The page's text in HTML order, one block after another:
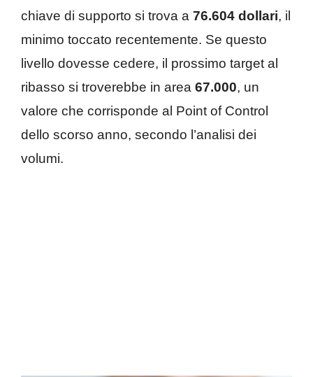
chiave di supporto si trova a 76.604 dollari, il
minimo toccato recentemente. Se questo
livello dovesse cedere, il prossimo target al
ribasso si troverebbe in area 67.000, un
valore che corrisponde al Point of Control
dello scorso anno, secondo l’analisi dei
volumi.